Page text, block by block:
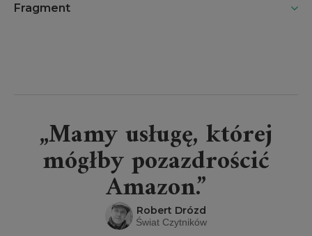
Fragment
„Mamy usługę, której
mógłby pozazdrościć
Amazon.”
Robert Drózd
Świat Czytników